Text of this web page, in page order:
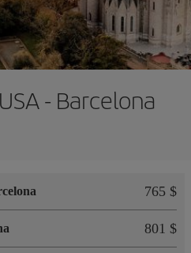
- Barcelona
765 $
801 $